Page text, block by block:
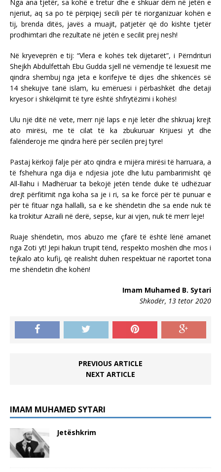
Nga ana tjetër, sa kohë e tretur dhe e shkuar dëm në jetën e
njeriut, aq sa po të përpiqej secili për të riorganizuar kohën e
tij, brenda ditës, javës a muajit, patjetër që do kishte tjetër
prodhimtari dhe rezultate në jetën e secilit prej nesh!
Në kryeveprën e tij: “Vlera e kohës tek dijetarët”, i Përndrituri
Shejkh Abdulfettah Ebu Gudda sjell në vëmendje të lexuesit me
qindra shembuj nga jeta e korifejve të dijes dhe shkencës së
14 shekujve tanë islam, ku emëruesi i përbashkët dhe detaji
kryesor i shkëlqimit të tyre është shfrytëzimi i kohës!
Ulu një ditë në vete, merr një laps e një letër dhe shkruaj krejt
ato mirësi, me të cilat të ka zbukuruar Krijuesi yt dhe
falënderoje me qindra herë për secilën prej tyre!
Pastaj kërkoji falje për ato qindra e mijëra mirësi të harruara, a
të fshehura nga dija e ndjesia jote dhe lutu pambarimisht që
All-llahu i Madhëruar ta bekojë jetën tënde duke të udhëzuar
drejt përfitimit nga koha sa je i ri, sa ke forcë për të punuar e
për të fituar nga hallalli, sa e ke shëndetin dhe sa ende nuk të
ka trokitur Azraili në derë, sepse, kur ai vjen, nuk të merr leje!
Ruaje shëndetin, mos abuzo me çfarë të është lënë amanet
nga Zoti yt! Jepi hakun trupit tënd, respekto moshën dhe mos i
tejkalo ato kufij, që realisht duhen respektuar në raportet tona
me shëndetin dhe kohën!
Imam Muhamed B. Sytari
Shkodër, 13 tetor 2020
PREVIOUS ARTICLE
NEXT ARTICLE
IMAM MUHAMED SYTARI
Jetëshkrim